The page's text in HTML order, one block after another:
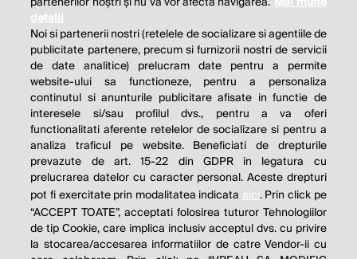
detalii
Noi si partenerii nostri (retelele de socializare si agentiile de
publicitate partenere, precum si furnizorii nostri de servicii
de date analitice) prelucram date pentru a permite
website-ului sa functioneze, pentru a personaliza
continutul si anunturile publicitare afisate in functie de
interesele si/sau profilul dvs., pentru a va oferi
functionalitati aferente retelelor de socializare si pentru a
analiza traficul pe website. Beneficiati de drepturile
prevazute de art. 15-22 din GDPR in legatura cu
prelucrarea datelor cu caracter personal. Aceste drepturi
pot fi exercitate prin modalitatea indicata aici. Prin click pe
“ACCEPT TOATE”, acceptati folosirea tuturor Tehnologiilor
de tip Cookie, care implica inclusiv acceptul dvs. cu privire
la stocarea/accesarea informatiilor de catre Vendor-ii cu